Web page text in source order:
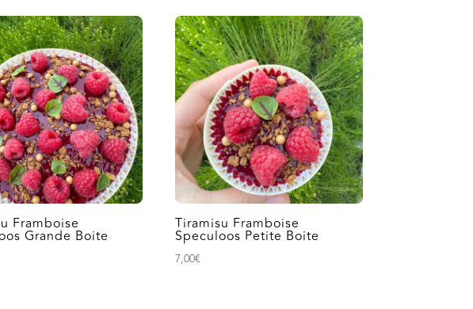
Framboise
Grande Boite
Tiramisu Framboise
Speculoos Petite Boite
7,00€